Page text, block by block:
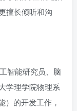
擅长倾听和沟
智能研究员、脑
学理学院物理系
）的开发工作，